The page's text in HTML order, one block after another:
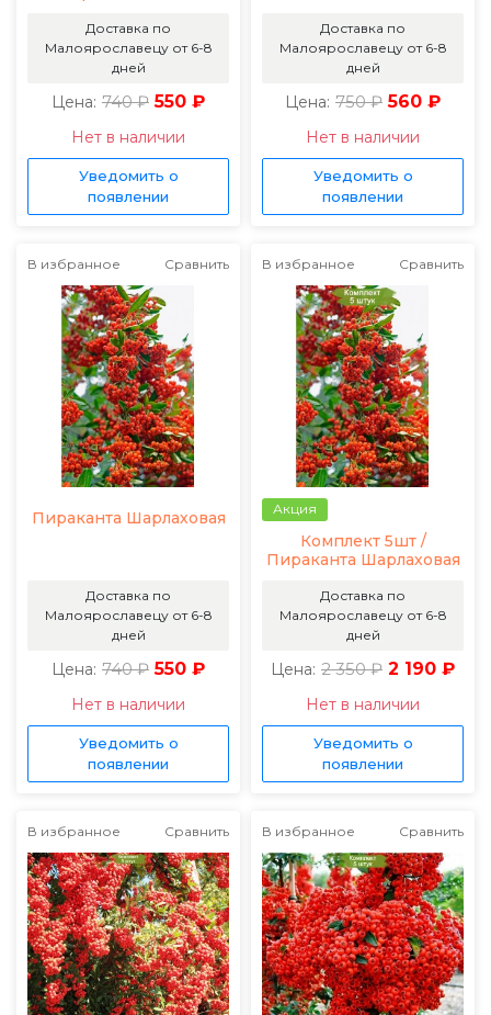
Доставка по
Малоярославецу от 6-8
дней
Цена: 740 ₽ 550 ₽
Нет в наличии
Уведомить о
появлении
Доставка по
Малоярославецу от 6-8
дней
Цена: 750 ₽ 560 ₽
Нет в наличии
Уведомить о
появлении
В избранное Сравнить
Пираканта Шарлаховая
Доставка по
Малоярославецу от 6-8
дней
Цена: 740 ₽ 550 ₽
Нет в наличии
Уведомить о
появлении
В избранное Сравнить
Акция
Комплект 5шт /
Пираканта Шарлаховая
Доставка по
Малоярославецу от 6-8
дней
Цена: 2 350 ₽ 2 190 ₽
Нет в наличии
Уведомить о
появлении
В избранное Сравнить В избранное Сравнить